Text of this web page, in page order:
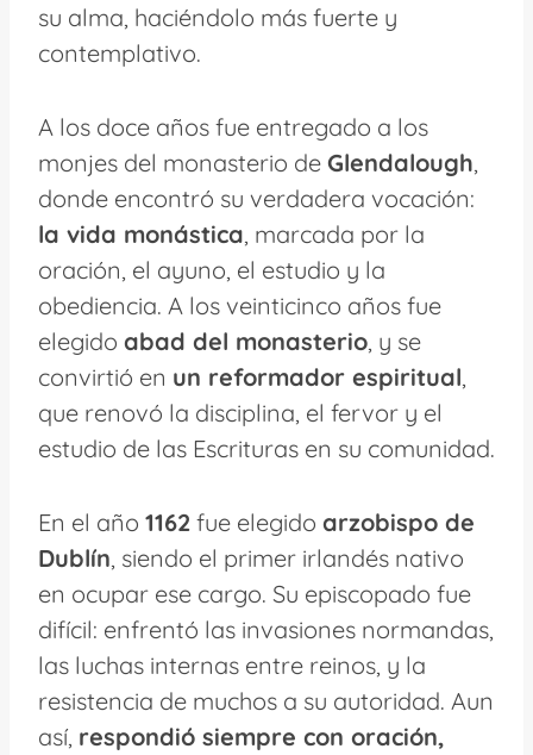
su alma, haciéndolo más fuerte y
contemplativo.
A los doce años fue entregado a los
monjes del monasterio de Glendalough,
donde encontró su verdadera vocación:
la vida monástica, marcada por la
oración, el ayuno, el estudio y la
obediencia. A los veinticinco años fue
elegido abad del monasterio, y se
convirtió en un reformador espiritual,
que renovó la disciplina, el fervor y el
estudio de las Escrituras en su comunidad.
En el año 1162 fue elegido arzobispo de
Dublín, siendo el primer irlandés nativo
en ocupar ese cargo. Su episcopado fue
difícil: enfrentó las invasiones normandas,
las luchas internas entre reinos, y la
resistencia de muchos a su autoridad. Aun
así, respondió siempre con oración,